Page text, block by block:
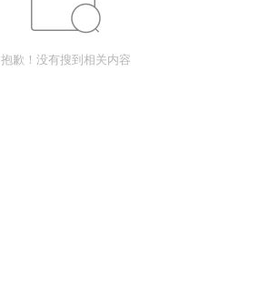
抱歉！没有搜到相关内容